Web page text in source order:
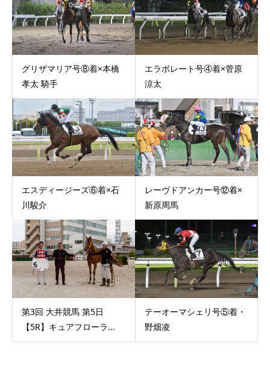
グリザマリア号⑧着×本橋
孝太 騎手
エラボレート号④着×菅原
涼太
エスディージーズ⑥着×石
川駿介
レーヴドアンカー号⑫着×
新原周馬
第3回 大井競馬 第5日
【5R】キュアフローラ...
テーオーマシェリ号⑤着・
野畑凌